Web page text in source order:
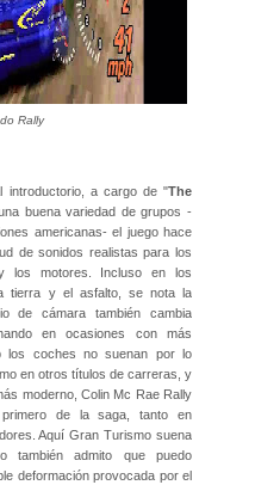
Rally
introductorio, a cargo de "The
buena variedad de grupos -
americanas- el juego hace
de sonidos realistas para los
los motores. Incluso en los
tierra y el asfalto, se nota la
de cámara también cambia
en ocasiones con más
los coches no suenan por lo
en otros títulos de carreras, y
moderno, Colin Mc Rae Rally
de la saga, tanto en
Aquí Gran Turismo suena
también admito que puedo
deformación provocada por el